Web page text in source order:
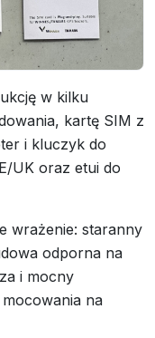
w kilku
kartę SIM z
i kluczyk do
UK oraz etui do
wrażenie: staranny
odporna na
i mocny
na